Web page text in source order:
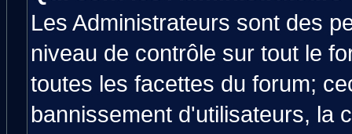
Les Administrateurs sont des
niveau de contrôle sur tout le
toutes les facettes du forum;
bannissement d'utilisateurs, la